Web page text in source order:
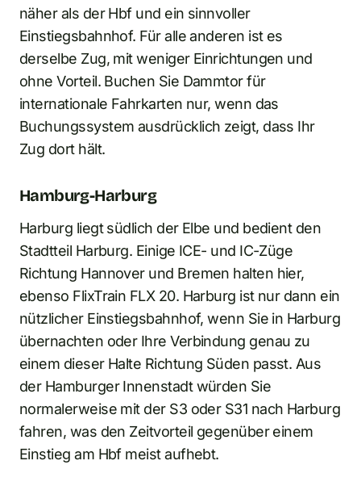
näher als der Hbf und ein sinnvoller
Einstiegsbahnhof. Für alle anderen ist es
derselbe Zug, mit weniger Einrichtungen und
ohne Vorteil. Buchen Sie Dammtor für
internationale Fahrkarten nur, wenn das
Buchungssystem ausdrücklich zeigt, dass Ihr
Zug dort hält.
Hamburg-Harburg
Harburg liegt südlich der Elbe und bedient den
Stadtteil Harburg. Einige ICE- und IC-Züge
Richtung Hannover und Bremen halten hier,
ebenso FlixTrain FLX 20. Harburg ist nur dann ein
nützlicher Einstiegsbahnhof, wenn Sie in Harburg
übernachten oder Ihre Verbindung genau zu
einem dieser Halte Richtung Süden passt. Aus
der Hamburger Innenstadt würden Sie
normalerweise mit der S3 oder S31 nach Harburg
fahren, was den Zeitvorteil gegenüber einem
Einstieg am Hbf meist aufhebt.